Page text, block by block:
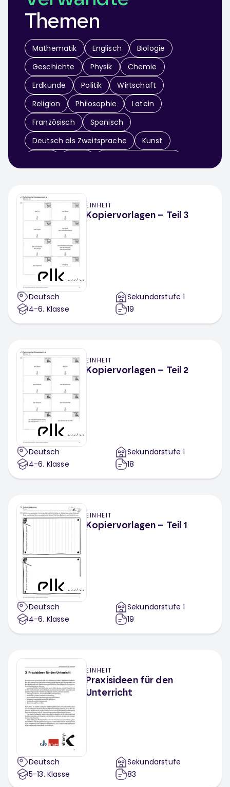
Themen
Mathematik Englisch
Biologie
Geschichte
Physik
Chemie
Erdkunde
Politik
Wirtschaft
Religion
Philosophie
Latein
Französisch
Spanisch
Deutsch als Zweitsprache
Kunst
Sachunterricht
Werken / Textiles Gestalten
Theater
Fächerübergreifend
EINHEIT
Kopiervorlagen – Teil 3
Deutsch
4-6. Klasse
Sekundarstufe 1
19
EINHEIT
Kopiervorlagen – Teil 2
Deutsch
4-6. Klasse
Sekundarstufe 1
18
EINHEIT
Kopiervorlagen – Teil 1
Deutsch
4-6. Klasse
Sekundarstufe 1
19
EINHEIT
Praxisideen für den
Unterricht
Deutsch
5-13. Klasse
Sekundarstufe
83